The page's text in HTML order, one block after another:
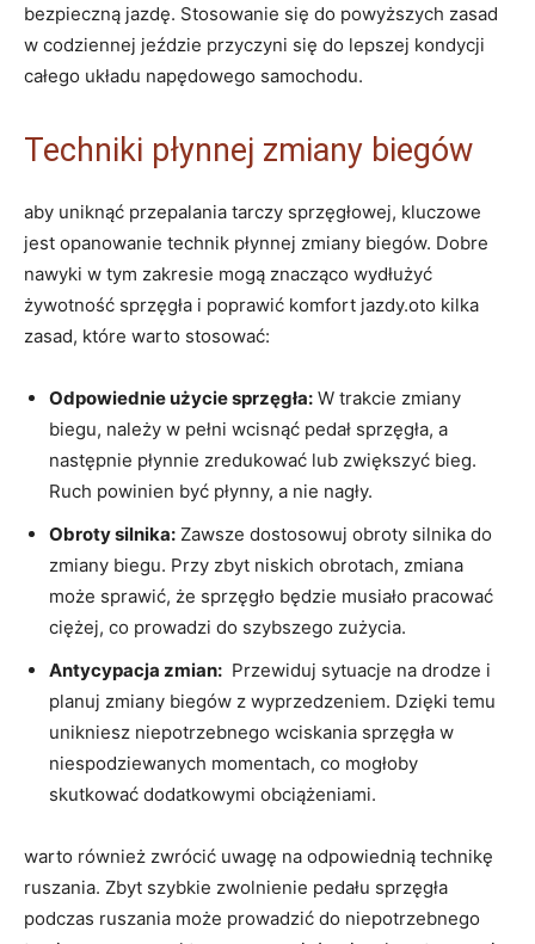
‌bezpieczną jazdę. Stosowanie się do powyższych zasad
w codziennej ‍jeździe ‍przyczyni się do lepszej kondycji
całego ⁣układu napędowego ‌samochodu.
Techniki⁤ płynnej zmiany biegów
aby uniknąć przepalania tarczy sprzęgłowej, kluczowe
jest‍ opanowanie⁣ technik płynnej‍ zmiany biegów. Dobre
nawyki w tym⁤ zakresie mogą znacząco wydłużyć
żywotność sprzęgła i poprawić ⁣komfort jazdy.oto kilka
zasad, które ⁤warto stosować:
Odpowiednie ⁣użycie sprzęgła: W trakcie⁣ zmiany ​
biegu, należy w pełni wcisnąć pedał⁤ sprzęgła, a
‍następnie płynnie zredukować lub ‍zwiększyć bieg.
Ruch powinien​ być ‍płynny, a nie nagły.
Obroty silnika: Zawsze dostosowuj⁤ obroty silnika do ​
zmiany biegu. Przy zbyt niskich obrotach, zmiana
może sprawić, że sprzęgło będzie musiało pracować
ciężej,⁤ co prowadzi do szybszego ⁣zużycia.
Antycypacja zmian: ‍ Przewiduj sytuacje na drodze i
planuj zmiany biegów⁤ z wyprzedzeniem. Dzięki temu⁤
unikniesz niepotrzebnego wciskania ⁤sprzęgła w
‍niespodziewanych momentach, co mogłoby
skutkować dodatkowymi obciążeniami.
warto również zwrócić uwagę na odpowiednią technikę
ruszania. ⁢Zbyt ⁤szybkie​ zwolnienie pedału sprzęgła
podczas ruszania może prowadzić do niepotrzebnego